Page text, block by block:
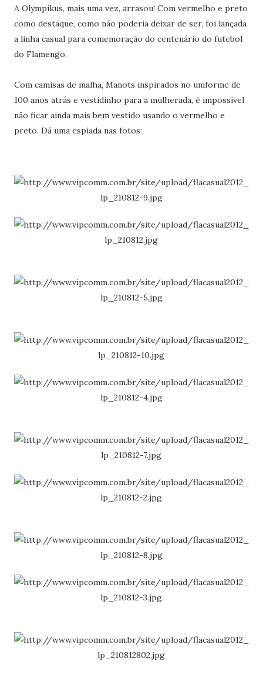
A Olympikus, mais uma vez, arrasou! Com vermelho e preto
como destaque, como não poderia deixar de ser, foi lançada
a linha casual para comemoração do centenário do futebol
do Flamengo.
Com camisas de malha, Manots inspirados no uniforme de
100 anos atrás e vestidinho para a mulherada, é impossível
não ficar ainda mais bem vestido usando o vermelho e
preto. Dá uma espiada nas fotos: